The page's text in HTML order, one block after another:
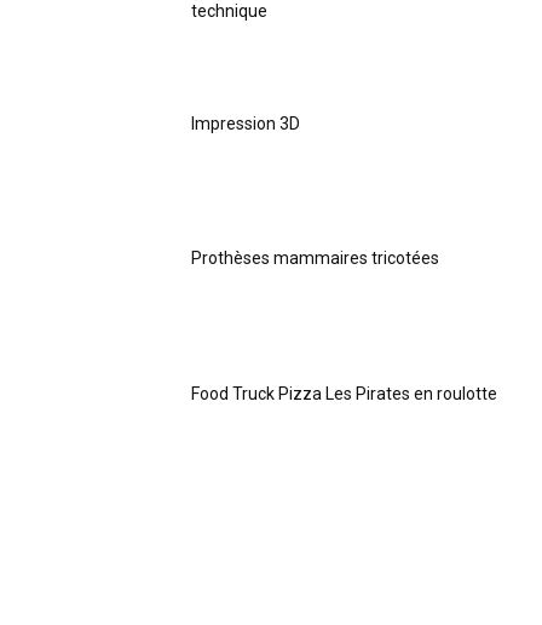
technique
Impression 3D
Prothèses mammaires tricotées
Food Truck Pizza Les Pirates en roulotte